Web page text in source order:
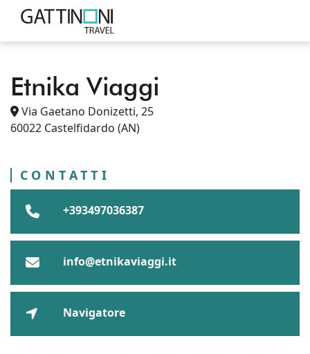
ITALIA
MARCHE
PROVINCIA DI ANCONA
Etnika Viaggi
Via Gaetano Donizetti, 25
60022 Castelfidardo (AN)
CONTATTI
+393497036387
info@etnikaviaggi.it
Navigatore